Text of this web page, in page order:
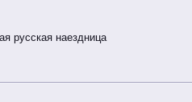
русская наездница